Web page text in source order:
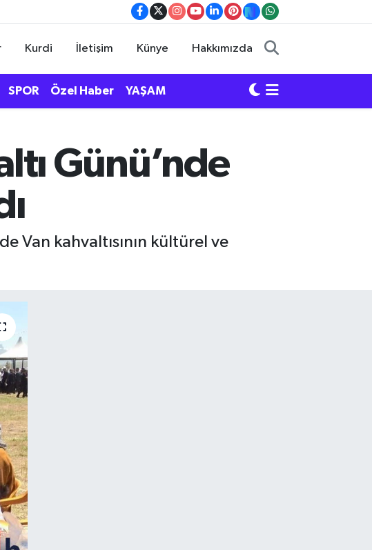
Kurdi İletişim Künye Hakkımızda
SPOR Özel Haber YAŞAM
Günü’nde
Van kahvaltısının kültürel ve